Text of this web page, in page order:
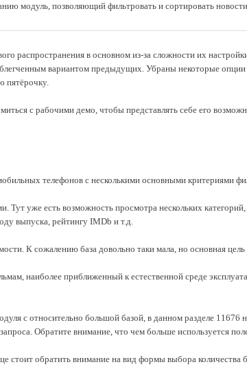
модуль, позволяющий фильтровать и сортировать
распространения в основном из-за сложности их
вариантом предыдущих. Убраны некоторые опции
пятёрочку.
с рабочими демо, чтобы представлять себе его
телефонов с несколькими основными критериями
Тут уже есть возможность просмотра нескольких
выпуска, рейтингу IMDb и т.д.
К сожалению база довольно таки мала, но основная
наиболее приближенный к естественной среде
с относительно большой базой, в данном разделе 11676
Обратите внимание, что чем больше используется
стоит обратить внимание на вид формы выбора количества